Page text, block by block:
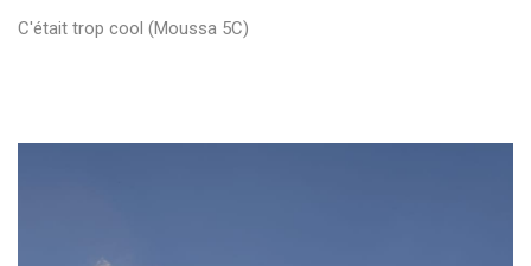
C'était trop cool (Moussa 5C)